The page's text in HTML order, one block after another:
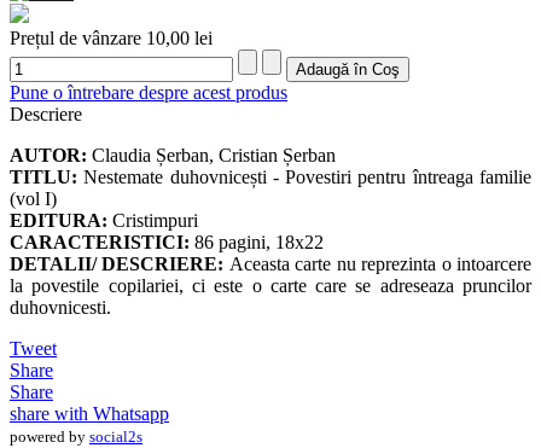
Prețul de vânzare 10,00 lei
Pune o întrebare despre acest produs
Descriere
AUTOR: Claudia Șerban, Cristian Șerban
TITLU: Nestemate duhovnicești - Povestiri pentru întreaga familie
(vol I)
EDITURA: Cristimpuri
CARACTERISTICI: 86 pagini, 18x22
DETALII/ DESCRIERE: Aceasta carte nu reprezinta o intoarcere
la povestile copilariei, ci este o carte care se adreseaza pruncilor
duhovnicesti.
Tweet
Share
Share
share with Whatsapp
powered by social2s